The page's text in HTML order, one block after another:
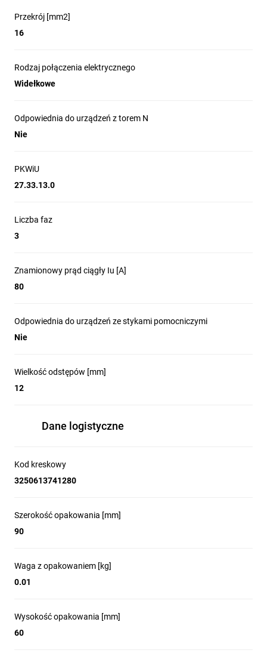
Przekrój [mm2]
16
Rodzaj połączenia elektrycznego
Widełkowe
Odpowiednia do urządzeń z torem N
Nie
PKWiU
27.33.13.0
Liczba faz
3
Znamionowy prąd ciągły Iu [A]
80
Odpowiednia do urządzeń ze stykami pomocniczymi
Nie
Wielkość odstępów [mm]
12
Dane logistyczne
Kod kreskowy
3250613741280
Szerokość opakowania [mm]
90
Waga z opakowaniem [kg]
0.01
Wysokość opakowania [mm]
60